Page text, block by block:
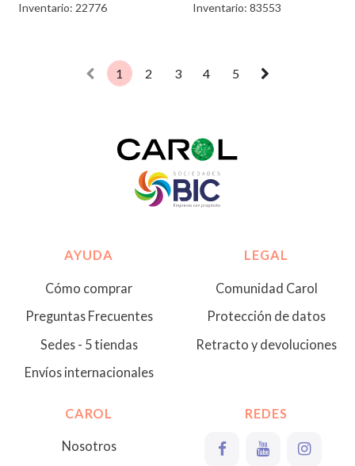
Inventario: 22776 Inventario: 83553
1 2 3 4 5
AYUDA
Cómo comprar
Preguntas Frecuentes
Sedes - 5 tiendas
Envíos internacionales
LEGAL
Comunidad Carol
Protección de datos
Retracto y devoluciones
CAROL
Nosotros
REDES